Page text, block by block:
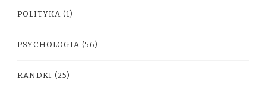
POLITYKA (1)
PSYCHOLOGIA (56)
RANDKI (25)